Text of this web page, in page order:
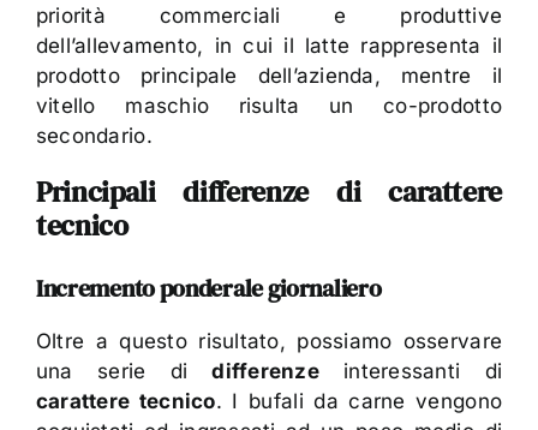
priorità commerciali e produttive
dell’allevamento, in cui il latte rappresenta il
prodotto principale dell’azienda, mentre il
vitello maschio risulta un co-prodotto
secondario.
Principali differenze di carattere
tecnico
Incremento ponderale giornaliero
Oltre a questo risultato, possiamo osservare
una serie didifferenzeinteressanti di
carattere tecnico. I bufali da carne vengono